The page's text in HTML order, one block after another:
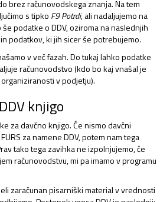
brez računovodskega znanja. Na tem
s tipko F9 Potrdi,ali nadaljujemo na
podatke o DDV, oziroma na naslednjih
podatkov, ki jih sicer še potrebujemo.
v več fazah. Do tukaj lahko podatke
računovodstvo (kdo bo kaj vnašal je
v podjetju).
knjigo
za davčno knjigo. Če nismo davčni
za namene DDV, potem nam tega
tako tega zavihka ne izpolnjujemo, če
računovodstvu, mi pa imamo v programu
zaračunan pisarniški material v vrednosti